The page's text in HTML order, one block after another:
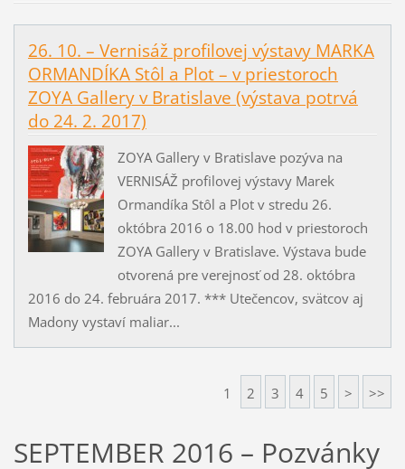
26. 10. – Vernisáž profilovej výstavy MARKA
ORMANDÍKA Stôl a Plot – v priestoroch
ZOYA Gallery v Bratislave (výstava potrvá
do 24. 2. 2017)
ZOYA Gallery v Bratislave pozýva na
VERNISÁŽ profilovej výstavy Marek
Ormandíka Stôl a Plot v stredu 26.
októbra 2016 o 18.00 hod v priestoroch
ZOYA Gallery v Bratislave. Výstava bude
otvorená pre verejnosť od 28. októbra
2016 do 24. februára 2017. *** Utečencov, svätcov aj
Madony vystaví maliar...
1 2 3 4 5 > >>
SEPTEMBER 2016 – Pozvánky